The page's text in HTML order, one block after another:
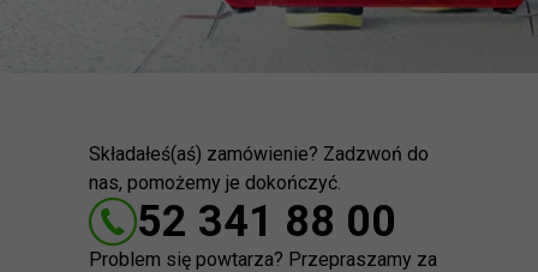
Składałeś(aś) zamówienie? Zadzwoń do
nas, pomożemy je dokończyć.
52 341 88 00
Problem się powtarza? Przepraszamy za